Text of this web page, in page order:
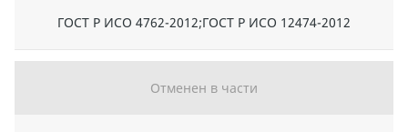
ГОСТ Р ИСО 4762-2012;ГОСТ Р ИСО 12474-2012
Отменен в части